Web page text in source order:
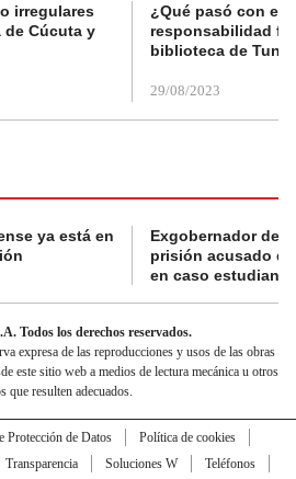
irregulares
Cúcuta y
¿Qué pasó con el
responsabilidad
biblioteca de
29/08/2023
ya está en
Exgobernador de
prisión acusado
en caso
Todos los derechos reservados.
expresa de las reproducciones y usos de las obras
este sitio web a medios de lectura mecánica u otros
que resulten adecuados.
Protección de Datos
Política de cookies
Transparencia Soluciones W
Teléfonos